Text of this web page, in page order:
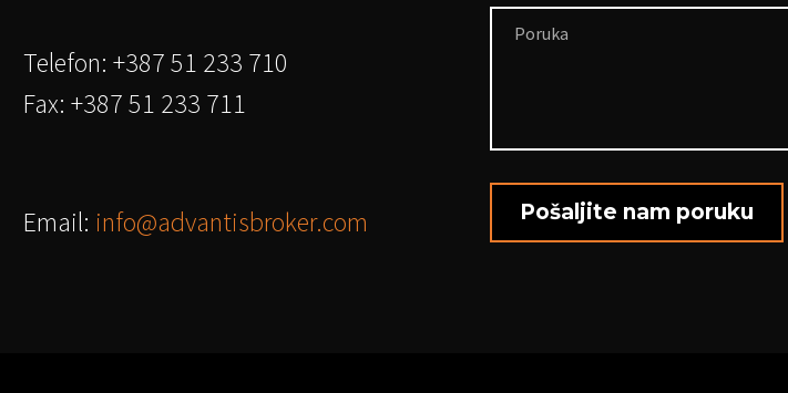
Telefon: +387 51 233 710
Fax: +387 51 233 711
Email: info@advantisbroker.com